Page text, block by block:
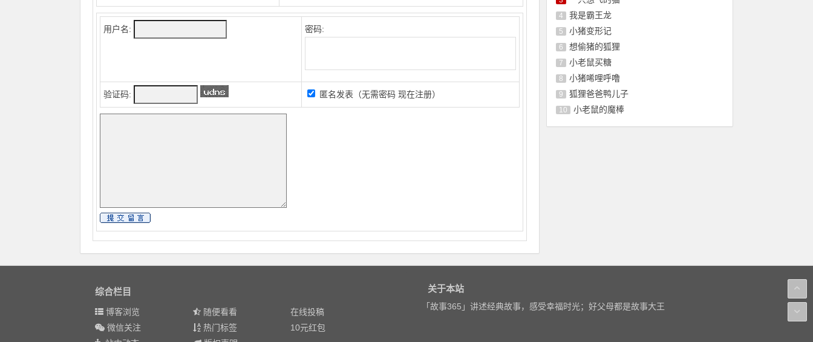
用户名: 密码:
验证码: 匿名发表（无需密码 现在注册）
4 我是霸王龙
5 小猪变形记
6 想偷猪的狐狸
7 小老鼠买糖
8 小猪唏哩呼噜
9 狐狸爸爸鸭儿子
10 小老鼠的魔棒
综合栏目
博客浏览 随便看看
在线投稿
微信关注
热门标签
10元红包
关于本站
「故事365」讲述经典故事，感受幸福时光；好父母都是故事大王